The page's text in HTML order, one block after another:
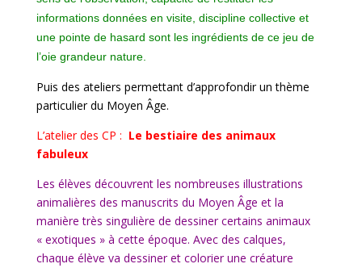
informations données en visite, discipline collective et
une pointe de hasard sont les ingrédients de ce jeu de
l’oie grandeur nature.
Puis des ateliers permettant d’approfondir un thème
particulier du Moyen Âge.
L’atelier des CP : Le bestiaire des animaux
fabuleux
Les élèves découvrent les nombreuses illustrations
animalières des manuscrits du Moyen Âge et la
manière très singulière de dessiner certains animaux
« exotiques » à cette époque. Avec des calques,
chaque élève va dessiner et colorier une créature